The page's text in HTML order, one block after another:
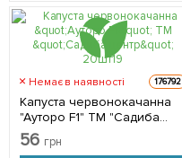
Немає в наявності 176792
Капуста червонокачанна
"Ауторо F1" ТМ "Садиба
центр" 20шт
56 грн